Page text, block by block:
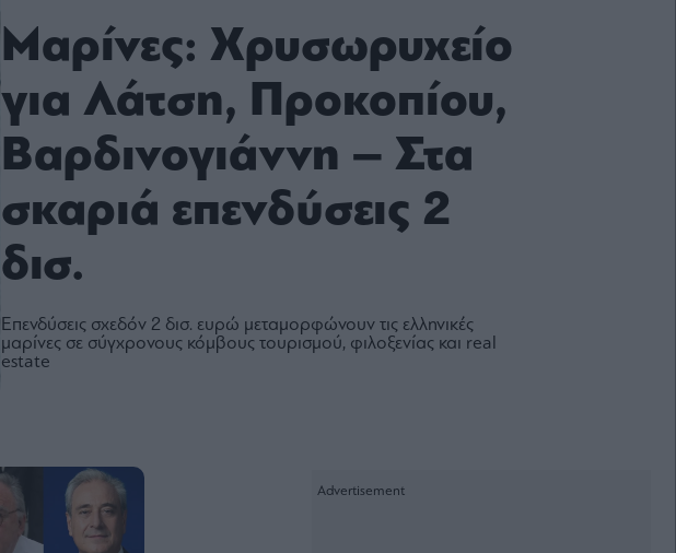
Μαρίνες: Χρυσωρυχείο
για Λάτση, Προκοπίου,
Βαρδινογιάννη – Στα
σκαριά επενδύσεις 2
δισ.
Επενδύσεις σχεδόν 2 δισ. ευρώ μεταμορφώνουν τις ελληνικές
μαρίνες σε σύγχρονους κόμβους τουρισμού, φιλοξενίας και real
estate